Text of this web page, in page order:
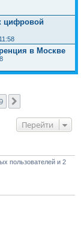
цифровой
в Москве
Перейти
пользователей и 2